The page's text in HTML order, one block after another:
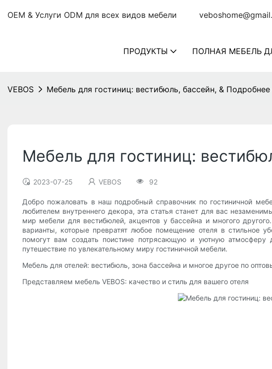
OEM & Услуги ODM для всех видов мебели
ПРОДУКТЫ ПОЛНАЯ МЕБЕЛЬ
VEBOS Мебель для гостиниц: вестибюль, бассейн, &
Мебель для гостиниц:
2023-07-25 VEBOS 92
Добро пожаловать в наш подробный справочник по гостиничной
любителем внутреннего декора, эта статья станет для вас
мир мебели для вестибюлей, акцентов у бассейна и многого
варианты, которые превратят любое помещение отеля в
помогут вам создать поистине потрясающую и уютную атмосферу
путешествие по увлекательному миру гостиничной мебели.
Мебель для отелей: вестибюль, зона бассейна и многое другое по
Представляем мебель VEBOS: качество и стиль для вашего отеля